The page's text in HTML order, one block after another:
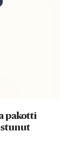
pakotti